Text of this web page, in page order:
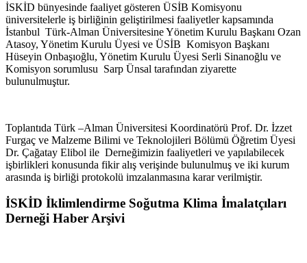
İSKİD bünyesinde faaliyet gösteren ÜSİB Komisyonu
üniversitelerle iş birliğinin geliştirilmesi faaliyetler kapsamında
İstanbul Türk-Alman Üniversitesine Yönetim Kurulu Başkanı Ozan
Atasoy, Yönetim Kurulu Üyesi ve ÜSİB Komisyon Başkanı
Hüseyin Onbaşıoğlu, Yönetim Kurulu Üyesi Serli Sinanoğlu ve
Komisyon sorumlusu Sarp Ünsal tarafından ziyarette
bulunulmuştur.
Toplantıda Türk –Alman Üniversitesi Koordinatörü Prof. Dr. İzzet
Furgaç ve Malzeme Bilimi ve Teknolojileri Bölümü Öğretim Üyesi
Dr. Çağatay Elibol ile Derneğimizin faaliyetleri ve yapılabilecek
işbirlikleri konusunda fikir alış verişinde bulunulmuş ve iki kurum
arasında iş birliği protokolü imzalanmasına karar verilmiştir.
İSKİD İklimlendirme Soğutma Klima İmalatçıları
Derneği Haber Arşivi